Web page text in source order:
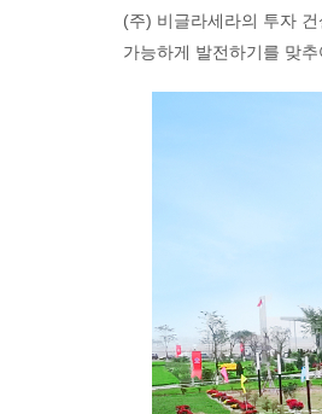
(주) 비글라세라의 투자
가능하게 발전하기를 맞